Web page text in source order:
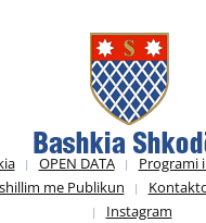
OPEN DATA
Programi
me Publikun
Instagram